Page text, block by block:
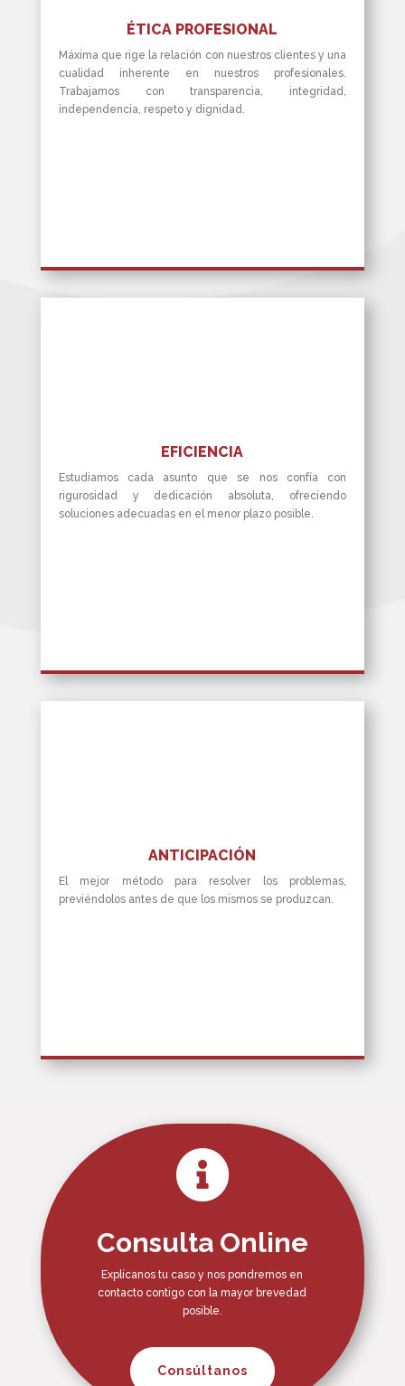
ÉTICA PROFESIONAL
Máxima que rige la relación con nuestros clientes y una
cualidad inherente en nuestros profesionales.
Trabajamos con transparencia, integridad,
independencia, respeto y dignidad.
EFICIENCIA
Estudiamos cada asunto que se nos confía con
rigurosidad y dedicación absoluta, ofreciendo
soluciones adecuadas en el menor plazo posible.
ANTICIPACIÓN
El mejor método para resolver los problemas,
previéndolos antes de que los mismos se produzcan.

Consulta Online
Explícanos tu caso y nos pondremos en
contacto contigo con la mayor brevedad
posible.
Consúltanos